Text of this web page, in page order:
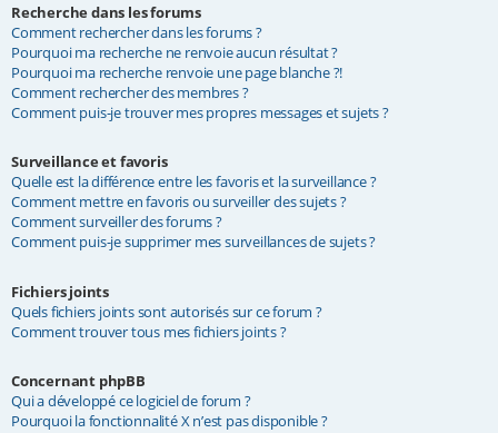
Recherche dans les forums
Comment rechercher dans les forums ?
Pourquoi ma recherche ne renvoie aucun résultat ?
Pourquoi ma recherche renvoie une page blanche ?!
Comment rechercher des membres ?
Comment puis-je trouver mes propres messages et sujets ?
Surveillance et favoris
Quelle est la différence entre les favoris et la surveillance ?
Comment mettre en favoris ou surveiller des sujets ?
Comment surveiller des forums ?
Comment puis-je supprimer mes surveillances de sujets ?
Fichiers joints
Quels fichiers joints sont autorisés sur ce forum ?
Comment trouver tous mes fichiers joints ?
Concernant phpBB
Qui a développé ce logiciel de forum ?
Pourquoi la fonctionnalité X n’est pas disponible ?